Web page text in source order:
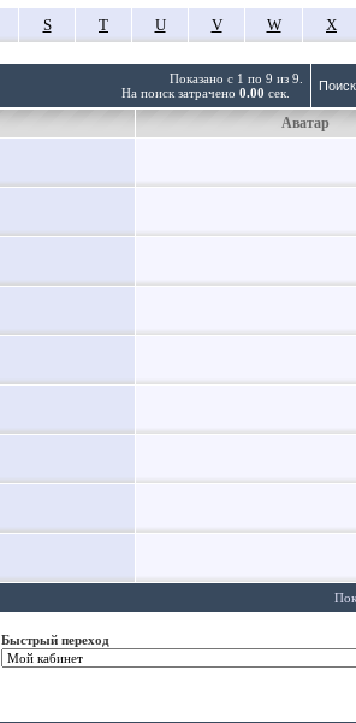
S T U V W X
Показано с 1 по 9 из 9.
На поиск затрачено 0.00 сек.
Аватар
Быстрый переход